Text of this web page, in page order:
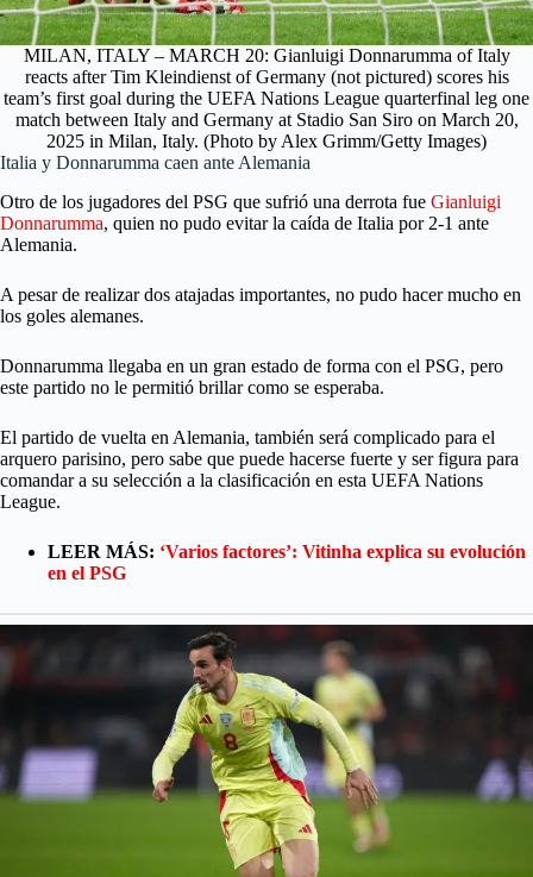
MILAN, ITALY – MARCH 20: Gianluigi Donnarumma of Italy
reacts after Tim Kleindienst of Germany (not pictured) scores his
team’s first goal during the UEFA Nations League quarterfinal leg one
match between Italy and Germany at Stadio San Siro on March 20,
2025 in Milan, Italy. (Photo by Alex Grimm/Getty Images)
Italia y Donnarumma caen ante Alemania
Otro de los jugadores del PSG que sufrió una derrota fue Gianluigi
Donnarumma, quien no pudo evitar la caída de Italia por 2-1 ante
Alemania.
A pesar de realizar dos atajadas importantes, no pudo hacer mucho en
los goles alemanes.
Donnarumma llegaba en un gran estado de forma con el PSG, pero
este partido no le permitió brillar como se esperaba.
El partido de vuelta en Alemania, también será complicado para el
arquero parisino, pero sabe que puede hacerse fuerte y ser figura para
comandar a su selección a la clasificación en esta UEFA Nations
League.
LEER MÁS: ‘Varios factores’: Vitinha explica su evolución
en el PSG